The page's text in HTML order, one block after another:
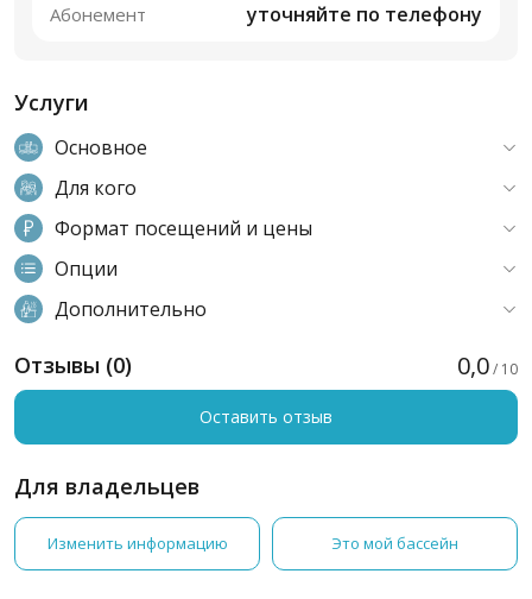
Абонемент уточняйте по телефону
Услуги
Основное
Для кого
Формат посещений и цены
Опции
Дополнительно
Отзывы (0) 0,0/ 10
Оставить отзыв
Для владельцев
Изменить информацию Это мой бассейн